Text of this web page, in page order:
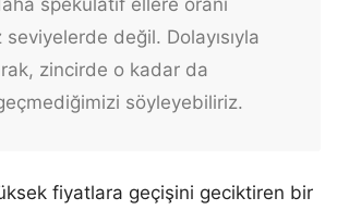
değil. Dolayısıyla
zincirde o kadar da
söyleyebiliriz.
fiyatlara geçişini geciktiren bir